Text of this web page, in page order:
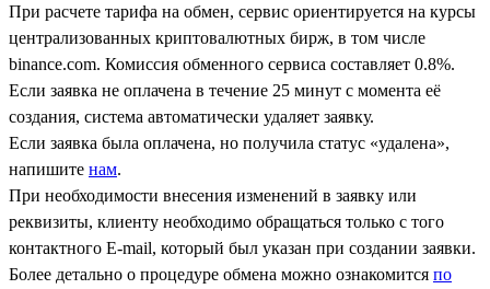
При расчете тарифа на обмен, сервис ориентируется на курсы
централизованных криптовалютных бирж, в том числе
binance.com. Комиссия обменного сервиса составляет 0.8%.
Если заявка не оплачена в течение 25 минут с момента её
создания, система автоматически удаляет заявку.
Если заявка была оплачена, но получила статус «удалена»,
напишите нам.
При необходимости внесения изменений в заявку или
реквизиты, клиенту необходимо обращаться только с того
контактного Е-mail, который был указан при создании заявки.
Более детально о процедуре обмена можно ознакомится по